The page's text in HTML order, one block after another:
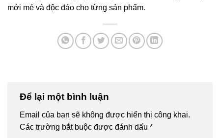
mới mẻ và độc đáo cho từng sản phẩm.
Để lại một bình luận
Email của bạn sẽ không được hiển thị công khai.
Các trường bắt buộc được đánh dấu *